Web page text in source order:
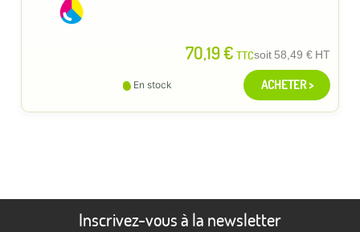
70,19 € TTCsoit 58,49 € HT
En stock ACHETER >
Inscrivez-vous à la newsletter